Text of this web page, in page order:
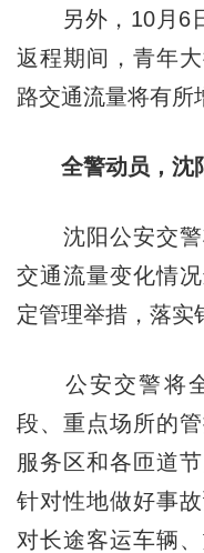
另外，10月6日
返程期间，青年
路交通流量将有所
全警动员，沈
沈阳公安交警
交通流量变化情
定管理举措，落实
公安交警将全
段、重点场所的
服务区和各匝道
针对性地做好事
对长途客运车辆